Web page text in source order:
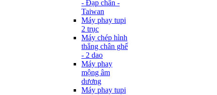
- Đạp chân -
Taiwan
Máy phay tupi
2 trục
Máy chép hình
thẳng chân ghế
- 2 dao
Máy phay
mộng âm
dương
Máy phay tupi